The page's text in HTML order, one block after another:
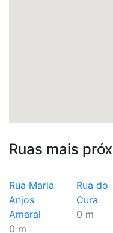
Ruas mais
Rua Maria
Anjos
Amaral
0 m
Rua do
Cura
0 m